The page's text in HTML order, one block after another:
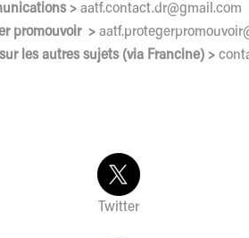
> aatf.contact.dr@gmail.com
promouvoir >
les autres sujets (via Francine) >
Twitter